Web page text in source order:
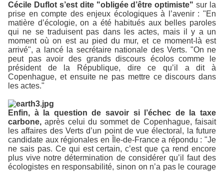
Cécile Duflot s’est dite "obligée d’être optimiste" sur la
prise en compte des enjeux écologiques à l’avenir : "En
matière d’écologie, on a été habitués aux belles paroles
qui ne se traduisent pas dans les actes, mais il y a un
moment où on est au pied du mur, et ce moment-là est
arrivé", a lancé la secrétaire nationale des Verts. "On ne
peut pas avoir des grands discours écolos comme le
président de la République, dire ce qu’il a dit à
Copenhague, et ensuite ne pas mettre ce discours dans
les actes."
Enfin, à la question de savoir si l’échec de la taxe
carbone, après celui du sommet de Copenhague, faisait
les affaires des Verts d’un point de vue électoral, la future
candidate aux régionales en Île-de-France a répondu : "Je
ne sais pas. Ce qui est certain, c’est que ça rend encore
plus vive notre détermination de considérer qu’il faut des
écologistes en responsabilité, sinon on n’a pas le courage